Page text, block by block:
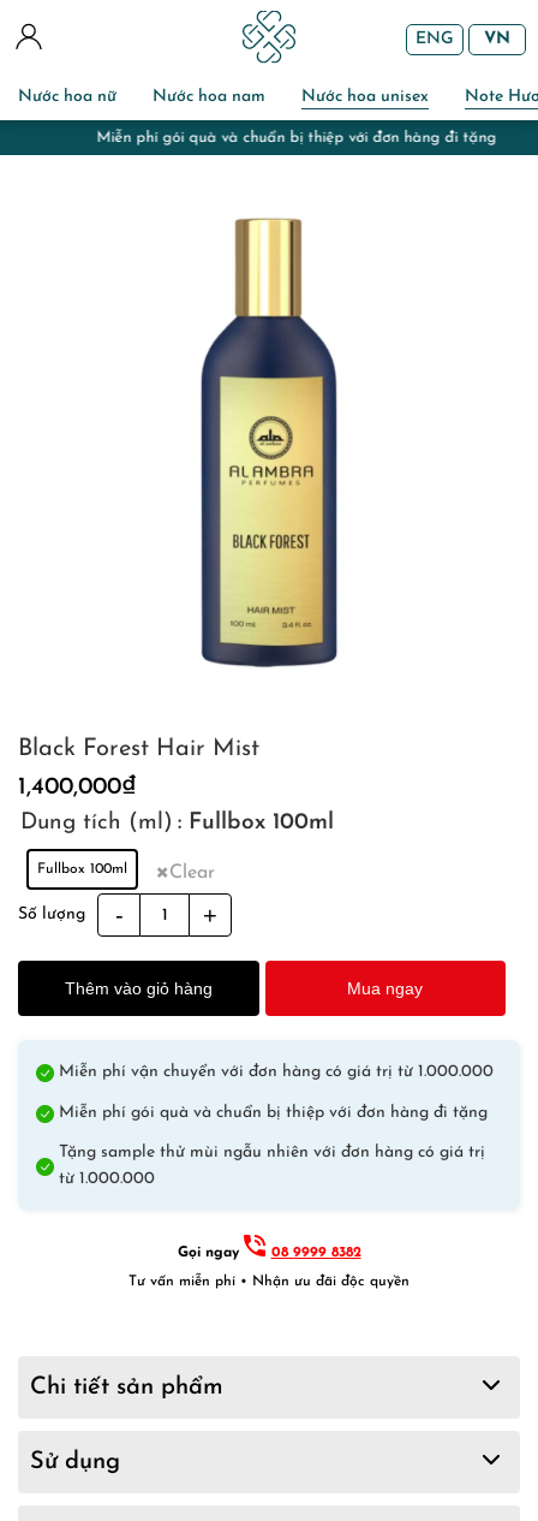
Nước hoa nữ Nước hoa nam Nước hoa unisex Note
ENG VN
Miễn phí gói quà và chuẩn bị thiệp với đơn hàng đi tặng
Black Forest Hair Mist
1,400,000₫
Dung tích (ml) : Fullbox 100ml
Fullbox 100ml Clear
Số lượng
Forest
Hair
Mist
quantity
Thêm vào giỏ hàng Mua ngay
Miễn phí vận chuyển với đơn hàng có giá trị từ 1.000.000
Miễn phí gói quà và chuẩn bị thiệp với đơn hàng đi tặng
Tặng sample thử mùi ngẫu nhiên với đơn hàng có giá trị
từ 1.000.000
Gọi ngay
08 9999 8382
Tư vấn miễn phí • Nhận ưu đãi độc quyền
Chi tiết sản phẩm
Sử dụng